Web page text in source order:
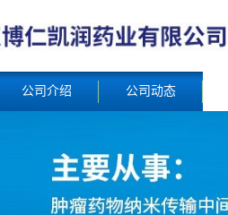
公司介绍 公司动态